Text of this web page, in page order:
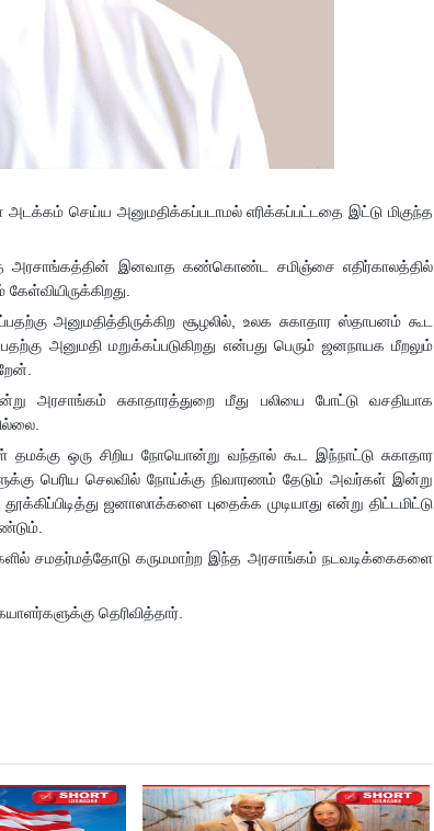
செய்ய அனுமதிக்கப்படாமல் எரிக்கப்பட்டதை இட்டு மிகுந்த
அரசாங்கத்தின் இனவாத கண்கொண்ட சமிஞ்சை எதிர்காலத்தில்
அனுமதித்திருக்கிற சூழலில், உலக சுகாதார ஸ்தாபனம் கூட
அனுமதி மறுக்கப்படுகிறது என்பது பெரும் ஜனநாயக மீறலும்
அரசாங்கம் சுகாதாரத்துறை மீது பலியை போட்டு வசதியாக
ஒரு சிறிய நோயொன்று வந்தால் கூட இந்நாட்டு சுகாதார
பெரிய செலவில் நோய்க்கு நிவாரணம் தேடும் அவர்கள் இன்று
ஜனாஸாக்களை புதைக்க முடியாது என்று திட்டமிட்டு
சமதர்மத்தோடு கருமமாற்ற இந்த அரசாங்கம் நடவடிக்கைகளை
தெரிவித்தார்.